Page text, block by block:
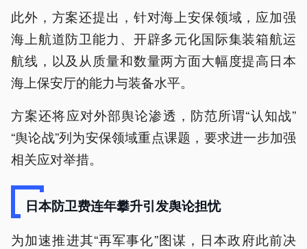
此外，方案还提出，针对海上安保领域，应加强
海上航道防卫能力、开辟多元化国际集装箱航运
航线，以及从质量和数量两方面大幅度提高日本
海上保安厅的能力与装备水平。
方案还将应对外部舆论渗透，防范所谓“认知战”
“舆论战”列为安保领域重点课题，要求进一步加强
相关应对举措。
日本防卫费连年攀升引发舆论担忧
为加速推进其“再军事化”图谋，日本政府此前决